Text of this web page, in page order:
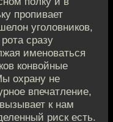
пропивает
уголовников,
сразу
именоваться
конвойные
охрану не
впечатление,
к нам
риск есть.